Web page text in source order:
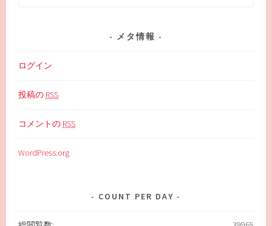
メタ情報
ログイン
投稿の RSS
コメントの RSS
WordPress.org
COUNT PER DAY